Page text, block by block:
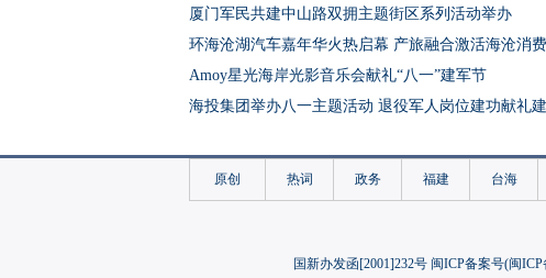
厦门军民共建中山路双拥主题街区系列活动举办
环海沧湖汽车嘉年华火热启幕 产旅融合激活海沧消
Amoy星光海岸光影音乐会献礼“八一”建军节
海投集团举办八一主题活动 退役军人岗位建功献礼
厦门今年86名学子圆梦军校 数量创历年新高
第十四届海峡两岸文学笔会在厦开幕 两岸作家“诗书
原创 热词 政务 福建 台海
国新办发函[2001]232号 闽ICP备案号(闽ICP